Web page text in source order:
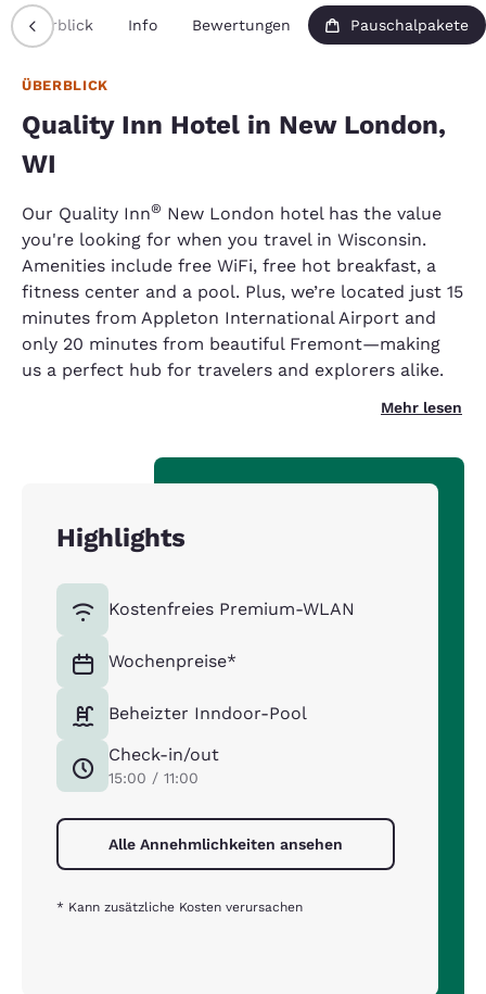
Überblick Info Bewertungen Pauschalpakete
ÜBERBLICK
Quality Inn Hotel in New London,
WI
Our Quality Inn® New London hotel has the value
you're looking for when you travel in Wisconsin.
Amenities include free WiFi, free hot breakfast, a
fitness center and a pool. Plus, we’re located just 15
minutes from Appleton International Airport and
only 20 minutes from beautiful Fremont—making
us a perfect hub for travelers and explorers alike.
Mehr lesen
Highlights
Kostenfreies Premium-WLAN
Wochenpreise*
Beheizter Inndoor-Pool
Check-in/out
15:00 / 11:00
Alle Annehmlichkeiten ansehen
* Kann zusätzliche Kosten verursachen